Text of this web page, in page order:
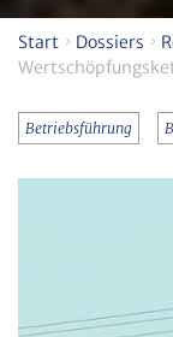
Start Dossiers
Betriebsführung